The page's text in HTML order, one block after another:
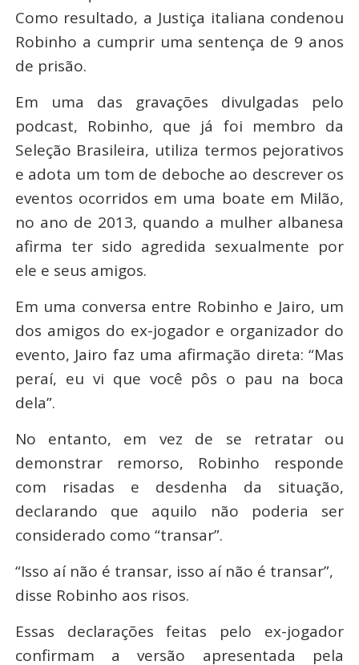
Como resultado, a Justiça italiana condenou
Robinho a cumprir uma sentença de 9 anos
de prisão.
Em uma das gravações divulgadas pelo
podcast, Robinho, que já foi membro da
Seleção Brasileira, utiliza termos pejorativos
e adota um tom de deboche ao descrever os
eventos ocorridos em uma boate em Milão,
no ano de 2013, quando a mulher albanesa
afirma ter sido agredida sexualmente por
ele e seus amigos.
Em uma conversa entre Robinho e Jairo, um
dos amigos do ex-jogador e organizador do
evento, Jairo faz uma afirmação direta: “Mas
peraí, eu vi que você pôs o pau na boca
dela”.
No entanto, em vez de se retratar ou
demonstrar remorso, Robinho responde
com risadas e desdenha da situação,
declarando que aquilo não poderia ser
considerado como “transar”.
“Isso aí não é transar, isso aí não é transar”,
disse Robinho aos risos.
Essas declarações feitas pelo ex-jogador
confirmam a versão apresentada pela